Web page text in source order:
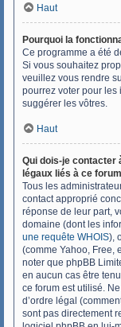
Haut
Pourquoi la
Ce programme a été
Si vous souhaitez
veuillez vous rendre
pourrez voter pour les
suggérer les vôtres.
Haut
Qui dois-je contacter
légaux liés à ce
Tous les
contact approprié
réponse de leur part,
domaine (dont les
une requête WHOIS),
(comme Yahoo, Free,
noter que phpBB
en aucun cas être
ce forum est utilisé.
d’ordre légal
sont pas directement